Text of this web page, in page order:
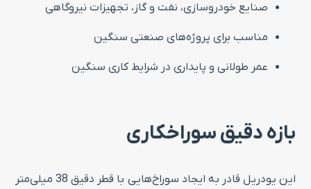
صنایع خودروسازی، نفت و گاز، تجهیزات نیروگاهی
مناسب برای پروژه‌های صنعتی سنگین
عمر طولانی و پایداری در شرایط کاری سنگین
بازه دقیق سوراخکاری
این یودریل قادر به ایجاد سوراخ‌هایی با قطر دقیق 38 میلی‌متر